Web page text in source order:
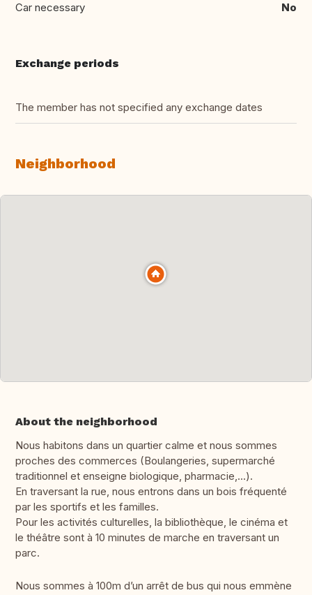
Car necessary No
Exchange periods
The member has not specified any exchange dates
Neighborhood
About the neighborhood
Nous habitons dans un quartier calme et nous sommes
proches des commerces (Boulangeries, supermarché
traditionnel et enseigne biologique, pharmacie,...).
En traversant la rue, nous entrons dans un bois fréquenté
par les sportifs et les familles.
Pour les activités culturelles, la bibliothèque, le cinéma et
le théâtre sont à 10 minutes de marche en traversant un
parc.
Nous sommes à 100m d’un arrêt de bus qui nous emmène